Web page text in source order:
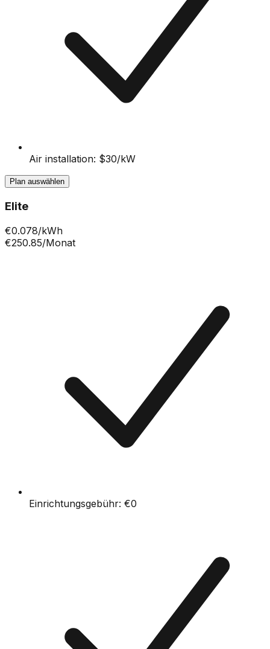
Air installation: $30/kW
Plan auswählen
Elite
€0.078/kWh
€250.85/Monat
Einrichtungsgebühr: €0